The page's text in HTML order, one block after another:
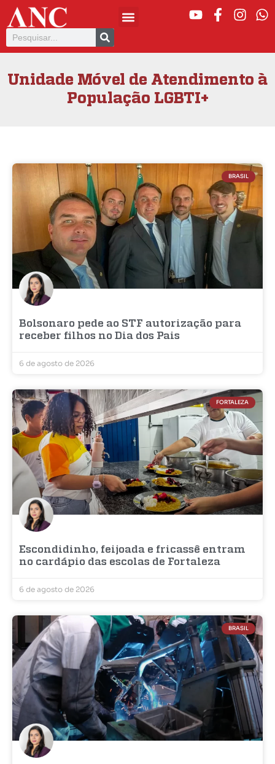
Unidade Móvel de Atendimento à
População LGBTI+
BRASIL
Bolsonaro pede ao STF autorização para
receber filhos no Dia dos Pais
6 de agosto de 2026
FORTALEZA
Escondidinho, feijoada e fricassê entram
no cardápio das escolas de Fortaleza
6 de agosto de 2026
BRASIL